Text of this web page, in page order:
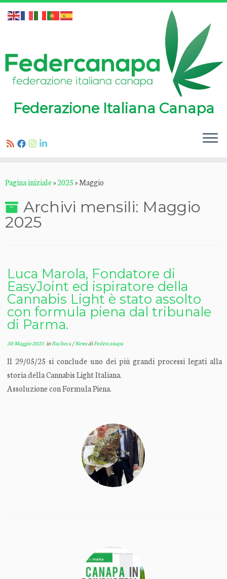
al
Federazione Italiana Canapa
Pagina iniziale»2025»Maggio
Archivi mensili: Maggio
2025
Luca Marola, Fondatore di
EasyJoint ed ispiratore della
Cannabis Light è stato assolto
con formula piena dal tribunale
di Parma.
30 Maggio 2025inBacheca /NewsdiFedercanapa
Il 29/05/25 si conclude uno dei più grandi processi legati alla
storia della Cannabis Light Italiana.
Assoluzione con Formula Piena.